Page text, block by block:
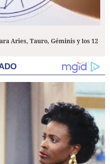
Aries, Tauro, Géminis y los 12